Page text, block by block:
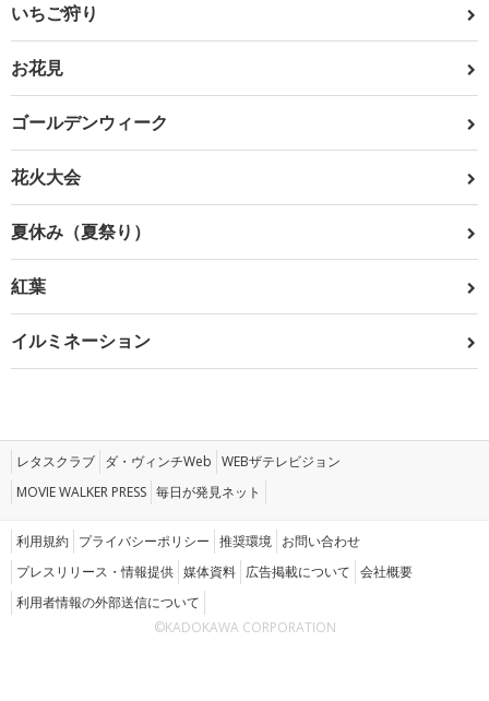
いちご狩り
お花見
ゴールデンウィーク
花火大会
夏休み（夏祭り）
紅葉
イルミネーション
レタスクラブ ダ・ヴィンチWeb WEBザテレビジョン
MOVIE WALKER PRESS 毎日が発見ネット
利用規約 プライバシーポリシー 推奨環境 お問い合わせ
プレスリリース・情報提供 媒体資料 広告掲載について 会社概要
利用者情報の外部送信について
©KADOKAWA CORPORATION